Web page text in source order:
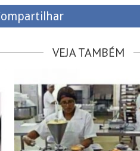
VEJA TAMBÉM